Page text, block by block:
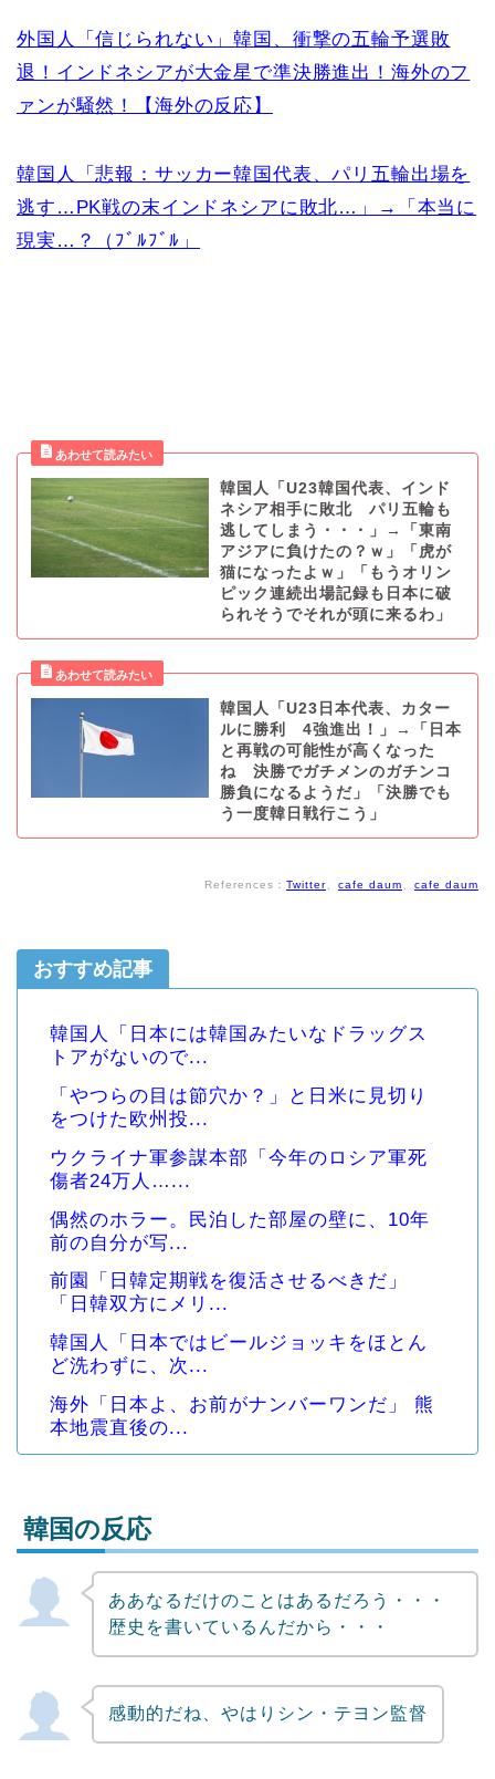
外国人「信じられない」韓国、衝撃の五輪予選敗
退！インドネシアが大金星で準決勝進出！海外のフ
ァンが騒然！【海外の反応】
韓国人「悲報：サッカー韓国代表、パリ五輪出場を
逃す…PK戦の末インドネシアに敗北…」→「本当に
現実…？（ﾌﾞﾙﾌﾞﾙ」
韓国人「U23韓国代表、インド
ネシア相手に敗北 パリ五輪も
逃してしまう・・・」→「東南
アジアに負けたの？ｗ」「虎が
猫になったよｗ」「もうオリン
ピック連続出場記録も日本に破
られそうでそれが頭に来るわ」
韓国人「U23日本代表、カター
ルに勝利 4強進出！」→「日本
と再戦の可能性が高くなった
ね 決勝でガチメンのガチンコ
勝負になるようだ」「決勝でも
う一度韓日戦行こう」
References： Twitter cafe daum cafe daum
おすすめ記事
韓国人「日本には韓国みたいなドラッグス
トアがないので...
「やつらの目は節穴か？」と日米に見切り
をつけた欧州投...
ウクライナ軍参謀本部「今年のロシア軍死
傷者24万人…...
偶然のホラー。民泊した部屋の壁に、10年
前の自分が写...
前園「日韓定期戦を復活させるべきだ」
「日韓双方にメリ...
韓国人「日本ではビールジョッキをほとん
ど洗わずに、次...
海外「日本よ、お前がナンバーワンだ」 熊
本地震直後の...
Powered by livedoor 相互RSS
韓国の反応
ああなるだけのことはあるだろう・・・
歴史を書いているんだから・・・
感動的だね、やはりシン・テヨン監督